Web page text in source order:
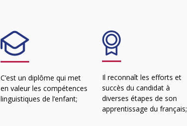
C’est un diplôme qui met
en valeur les compétences
linguistiques de l’enfant;
Il reconnaît les efforts et
succès du candidat à
diverses étapes de son
apprentissage du français;